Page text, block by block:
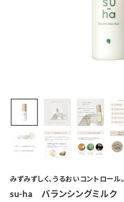
お客さま向け窓口(お問い合わせ)
企業さま向け窓口
メディアさま向け窓口
店舗情報
みずみずしく、うるおいコントロール。
su-ha バランシングミルク